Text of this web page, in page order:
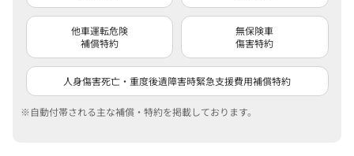
他車運転危険
補償特約
無保険車
傷害特約
人身傷害死亡・重度後遺障害時緊急支援費用補償特約
自動付帯される主な補償・特約を掲載しております。